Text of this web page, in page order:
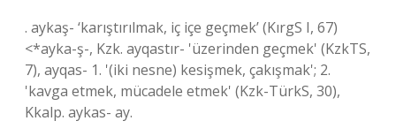
. aykaş- ‘karıştırılmak, iç içe geçmek’ (KırgS I, 67)
<*ayka-ş-, Kzk. ayqastır- 'üzerinden geçmek' (KzkTS,
7), ayqas- 1. '(iki nesne) kesişmek, çakışmak'; 2.
'kavga etmek, mücadele etmek' (Kzk-TürkS, 30),
Kkalp. aykas- ay.